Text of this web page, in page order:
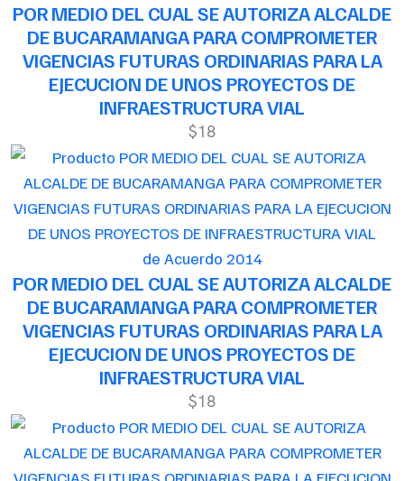
POR MEDIO DEL CUAL SE AUTORIZA ALCALDE
DE BUCARAMANGA PARA COMPROMETER
VIGENCIAS FUTURAS ORDINARIAS PARA LA
EJECUCION DE UNOS PROYECTOS DE
INFRAESTRUCTURA VIAL
$18
de Acuerdo 2014
POR MEDIO DEL CUAL SE AUTORIZA ALCALDE
DE BUCARAMANGA PARA COMPROMETER
VIGENCIAS FUTURAS ORDINARIAS PARA LA
EJECUCION DE UNOS PROYECTOS DE
INFRAESTRUCTURA VIAL
$18